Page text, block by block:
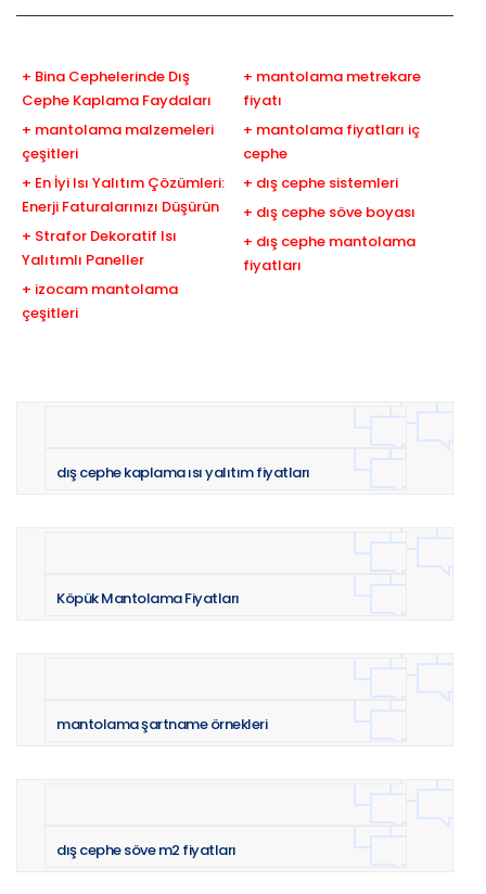
+ Bina Cephelerinde Dış
Cephe Kaplama Faydaları
+ mantolama malzemeleri
çeşitleri
+ En İyi Isı Yalıtım Çözümleri:
Enerji Faturalarınızı Düşürün
+ Strafor Dekoratif Isı
Yalıtımlı Paneller
+ izocam mantolama
çeşitleri
+ mantolama metrekare
fiyatı
+ mantolama fiyatları iç
cephe
+ dış cephe sistemleri
+ dış cephe söve boyası
+ dış cephe mantolama
fiyatları
dış cephe kaplama ısı yalıtım fiyatları
Köpük Mantolama Fiyatları
mantolama şartname örnekleri
dış cephe söve m2 fiyatları